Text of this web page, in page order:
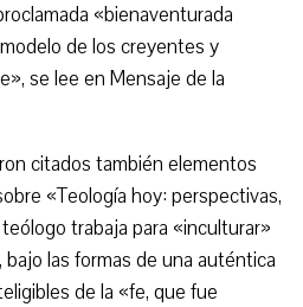
«bienaventurada
de los creyentes y
se lee en Mensaje de la
citados también elementos
«Teología hoy: perspectivas,
trabaja para «inculturar»
las formas de una auténtica
de la «fe, que fue